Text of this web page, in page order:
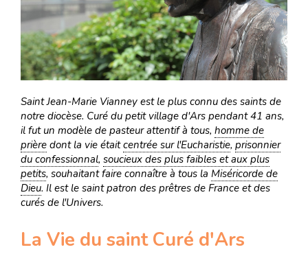
Saint Jean-Marie Vianney est le plus connu des saints de
notre diocèse. Curé du petit village d'Ars pendant 41 ans,
il fut un modèle de pasteur attentif à tous, homme de
prière dont la vie étaitcentrée sur l'Eucharistie, prisonnier
du confessionnal, soucieux des plus faibles et aux plus
petits, souhaitant faire connaître à tous la Miséricorde de
Dieu. Il est le saint patron des prêtres de France et des
curés de l'Univers.
La Vie du saint Curé d'Ars